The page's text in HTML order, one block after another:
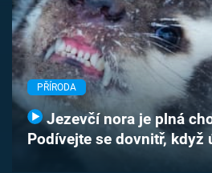
Pořady
TV Program
Časopis
Sledujte prima+
PŘÍRODA
Jezevčí nora je plná
Podívejte se dovnitř, když